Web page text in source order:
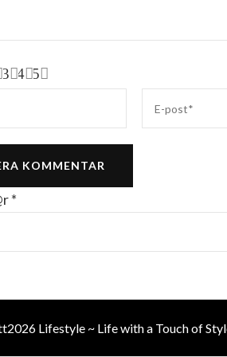
5
4
3
*
Lifestyle ~ Life with a Touch of